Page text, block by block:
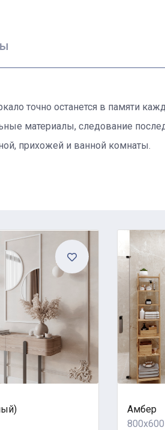
точно останется в памяти
материалы, следование
прихожей и ванной комнаты.
Амбер
800x600